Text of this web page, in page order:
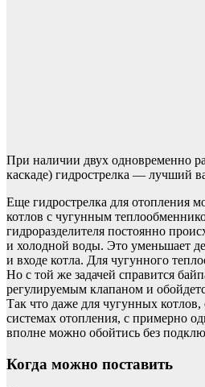
При наличии двух одновременно
каскаде) гидрострелка — лучший
Еще гидрострелка для отопления
котлов с чугунным
гидроразделителя постоянно
и холодной воды. Это уменьшает
и входе котла. Для чугунного
Но с той же задачей справится
регулируемым клапаном и
Так что даже для чугунных
системах отопления, с примерно
вполне можно обойтись без
Когда можно поставить